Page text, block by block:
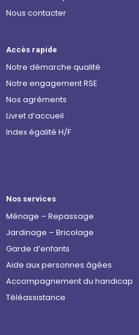
Nous contacter
Accès rapide
Notre démarche qualité
Notre engagement RSE
Nos agréments
Livret d’accueil
Index égalité H/F
Nos services
Ménage – Repassage
Jardinage – Bricolage
Garde d’enfants
Aide aux personnes âgées
Accompagnement du handicap
Téléassistance